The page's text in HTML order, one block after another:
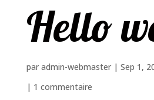
Hello
par admin-webmaster| Sep 1,
| 1 commentaire